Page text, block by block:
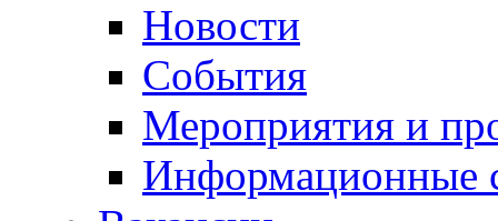
Новости
События
Мероприятия и
Информационные